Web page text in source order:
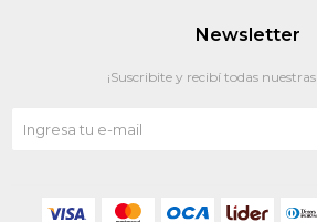
Newsletter
¡Suscribite y recibí todas